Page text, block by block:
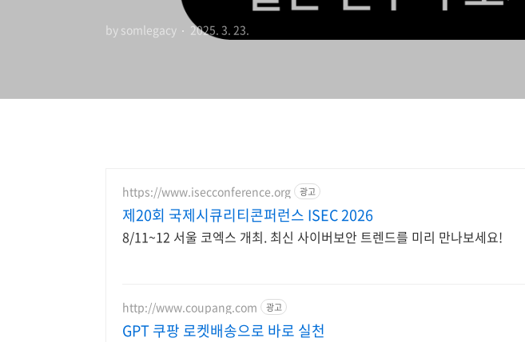
by somlegacy 2025. 3. 23.
https://www.isecconference.org 광고
제20회 국제시큐리티콘퍼런스 ISEC 2026
8/11~12 서울 코엑스 개최. 최신 사이버보안 트렌드를 미리 만나보세요!
http://www.coupang.com 광고
GPT 쿠팡 로켓배송으로 바로 실천